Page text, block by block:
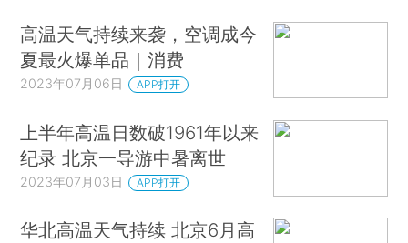
高温天气持续来袭，空调成今
夏最火爆单品｜消费
2023年07月06日 APP打开
上半年高温日数破1961年以来
纪录 北京一导游中暑离世
2023年07月03日 APP打开
华北高温天气持续 北京6月高